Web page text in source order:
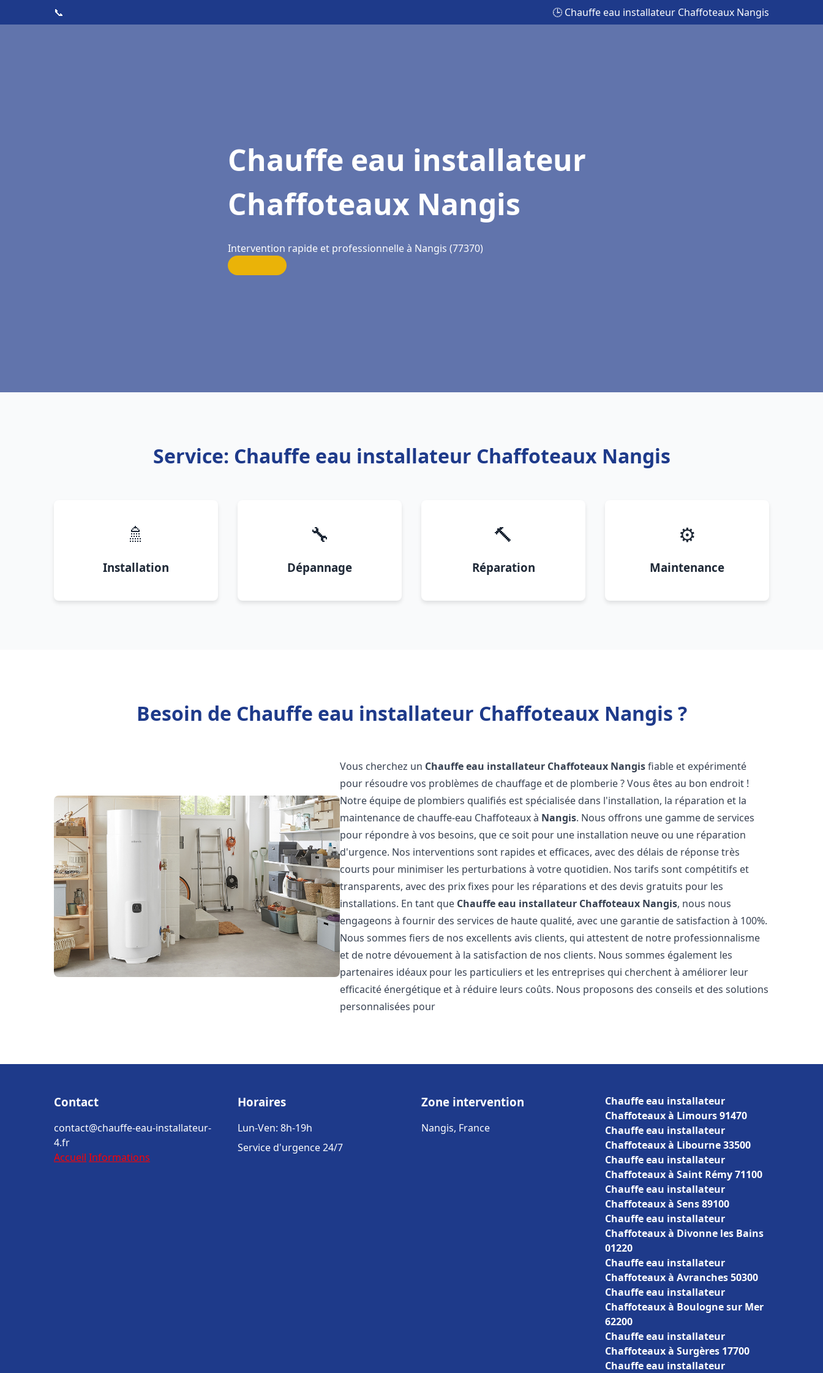
📞 🕒 Chauffe eau installateur Chaffoteaux Nangis
Chauffe eau installateur
Chaffoteaux Nangis
Intervention rapide et professionnelle à Nangis (77370)
Service: Chauffe eau installateur Chaffoteaux Nangis
🚿
Installation
🔧
Dépannage
🔨
Réparation
⚙️
Maintenance
Besoin de Chauffe eau installateur Chaffoteaux Nangis ?
Vous cherchez un Chauffe eau installateur Chaffoteaux Nangisfiable et expérimenté
pour résoudre vos problèmes de chauffage et de plomberie ? Vous êtes au bon endroit !
Notre équipe de plombiers qualifiés est spécialisée dans l'installation, la réparation et la
maintenance de chauffe-eau Chaffoteaux à Nangis. Nous offrons une gamme de services
pour répondre à vos besoins, que ce soit pour une installation neuve ou une réparation
d'urgence. Nos interventions sont rapides et efficaces, avec des délais de réponse très
courts pour minimiser les perturbations à votre quotidien. Nos tarifs sont compétitifs et
transparents, avec des prix fixes pour les réparations et des devis gratuits pour les
installations. En tant que Chauffe eau installateur Chaffoteaux Nangis, nous nous
engageons à fournir des services de haute qualité, avec une garantie de satisfaction à 100%.
Nous sommes fiers de nos excellents avis clients, qui attestent de notre professionnalisme
et de notre dévouement à la satisfaction de nos clients. Nous sommes également les
partenaires idéaux pour les particuliers et les entreprises qui cherchent à améliorer leur
efficacité énergétique et à réduire leurs coûts. Nous proposons des conseils et des solutions
personnalisées pour
Contact
contact@chauffe-eau-installateur-
4.fr
Accueil Informations
Horaires
Lun-Ven: 8h-19h
Service d'urgence 24/7
Zone intervention
Nangis, France
Chauffe eau installateur
Chaffoteaux à Limours 91470
Chauffe eau installateur
Chaffoteaux à Libourne 33500
Chauffe eau installateur
Chaffoteaux à Saint Rémy 71100
Chauffe eau installateur
Chaffoteaux à Sens 89100
Chauffe eau installateur
Chaffoteaux à Divonne les Bains
01220
Chauffe eau installateur
Chaffoteaux à Avranches 50300
Chauffe eau installateur
Chaffoteaux à Boulogne sur Mer
62200
Chauffe eau installateur
Chaffoteaux à Surgères 17700
Chauffe eau installateur